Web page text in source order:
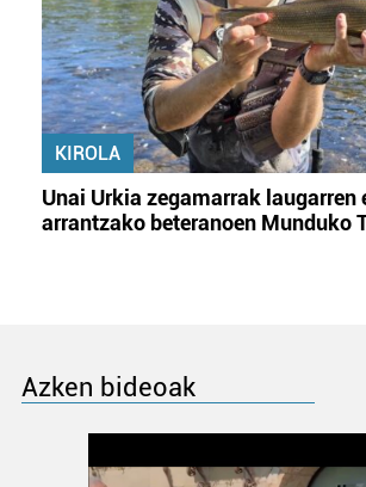
KIROLA
Unai Urkia zegamarrak laugarren
arrantzako beteranoen Munduko
Azken bideoak